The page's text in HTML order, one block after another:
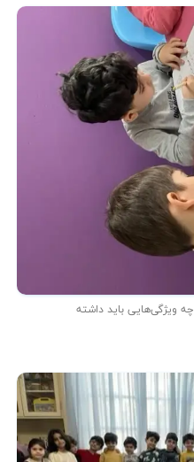
آموزش مفاهیم ریاضی | کاربرگ عدد ۳ چه ویژگی‌هایی باید داشته